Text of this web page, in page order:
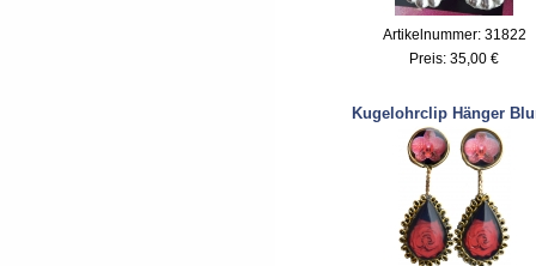
Artikelnummer: 31822
Preis: 35,00 €
Kugelohrclip Hänger